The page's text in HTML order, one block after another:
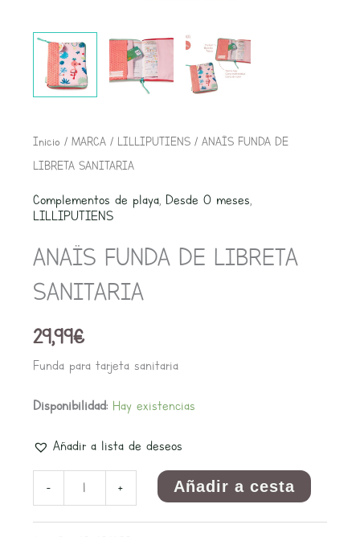
Inicio / MARCA/ LILLIPUTIENS/ ANAÏS FUNDA DE
LIBRETA SANITARIA
Complementos de playa, Desde 0 meses,
LILLIPUTIENS
ANAÏS FUNDA DE LIBRETA
SANITARIA
29,99€
Funda para tarjeta sanitaria
Disponibilidad: Hay existencias
Añadir a lista de deseos
-
ANAÏS
FUNDA
LIBRETA
cantidad
+ Añadir a cesta